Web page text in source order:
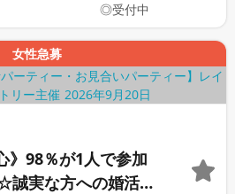
◎受付中
女性急募
》98％が1人で参加
誠実な方への婚活パ